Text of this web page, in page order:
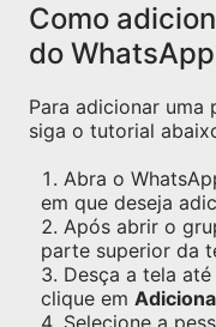
Como
do
Para adicionar uma
siga o tutorial
Abra o
em que deseja
Após abrir o
parte superior da
Desça a tela
clique em
Selecione a